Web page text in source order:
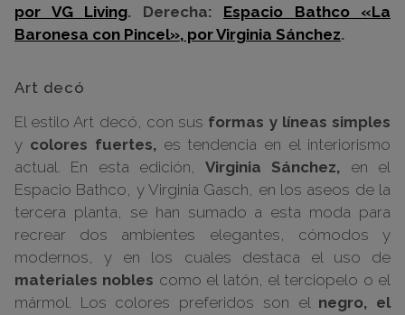
por VG Living. Derecha: Espacio Bathco «La
Baronesa con Pincel», por Virginia Sánchez.
Art decó
El estilo Art decó, con sus formas y líneas simples
y colores fuertes,es tendencia en el interiorismo
actual. En esta edición,Virginia Sánchez, en el
Espacio Bathco, y Virginia Gasch, en los aseos de la
tercera planta, se han sumado a esta moda para
recrear dos ambientes elegantes, cómodos y
modernos, y en los cuales destaca el uso de
materiales nobles como el latón, el terciopelo o el
mármol. Los colores preferidos son el negro, el